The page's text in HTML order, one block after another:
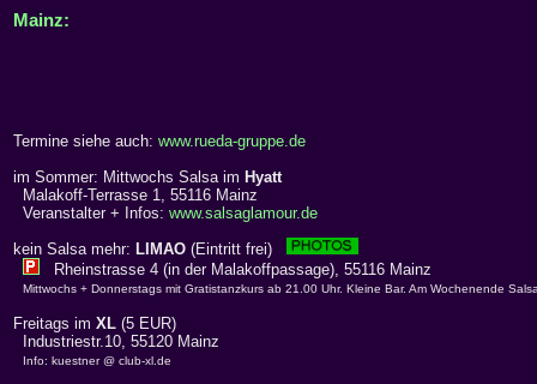
Mainz:
Termine siehe auch: www.rueda-gruppe.de
im Sommer: Mittwochs Salsa im Hyatt
Malakoff-Terrasse 1, 55116 Mainz
Veranstalter + Infos: www.salsaglamour.de
kein Salsa mehr: LIMAO (Eintritt frei)
Rheinstrasse 4 (in der Malakoffpassage), 55116 Mainz
Mittwochs + Donnerstags mit Gratistanzkurs ab 21.00 Uhr. Kleine Bar. Am Wochenende
Freitags im XL (5 EUR)
Industriestr.10, 55120 Mainz
Info: kuestner @ club-xl.de